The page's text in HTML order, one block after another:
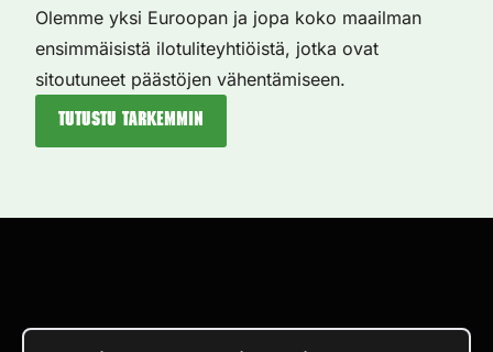
Olemme yksi Euroopan ja jopa koko maailman
ensimmäisistä ilotuliteyhtiöistä, jotka ovat
sitoutuneet päästöjen vähentämiseen.
Tutustu tarkemmin